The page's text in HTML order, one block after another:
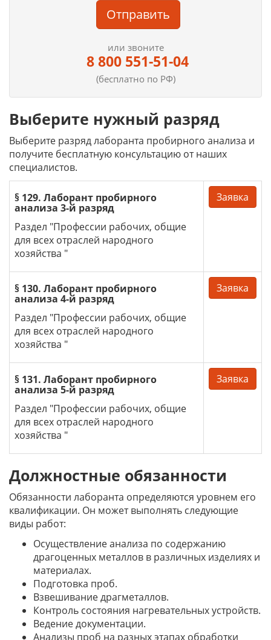
Отправить
или звоните
8 800 551-51-04
(бесплатно по РФ)
Выберите нужный разряд
Выберите разряд лаборанта пробирного анализа и
получите бесплатную консультацию от наших
специалистов.
§ 129. Лаборант пробирного
анализа 3-й разряд
Раздел "Профессии рабочих, общие
для всех отраслей народного
хозяйства "
Заявка
§ 130. Лаборант пробирного
анализа 4-й разряд
Раздел "Профессии рабочих, общие
для всех отраслей народного
хозяйства "
Заявка
§ 131. Лаборант пробирного
анализа 5-й разряд
Раздел "Профессии рабочих, общие
для всех отраслей народного
хозяйства "
Заявка
Должностные обязанности
Обязанности лаборанта определяются уровнем его
квалификации. Он может выполнять следующие
виды работ:
Осуществление анализа по содержанию
драгоценных металлов в различных изделиях и
материалах.
Подготовка проб.
Взвешивание драгметаллов.
Контроль состояния нагревательных устройств.
Ведение документации.
Анализы проб на разных этапах обработки